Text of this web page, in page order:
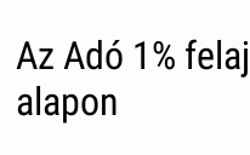
Az Adó 1%
alapon